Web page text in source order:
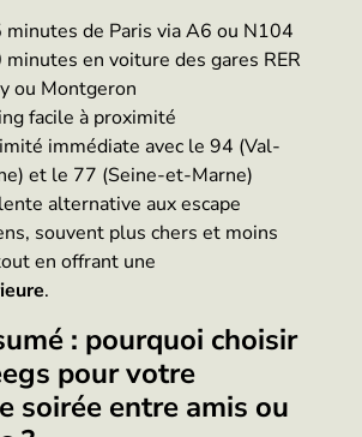
minutes de Paris via A6 ou N104
en voiture des gares RER
ou Montgeron
facile à proximité
immédiate avec le 94 (Val-
et le 77 (Seine-et-Marne)
alternative aux escape
souvent plus chers et moins
en offrant une
.
: pourquoi choisir
pour votre
soirée entre amis ou